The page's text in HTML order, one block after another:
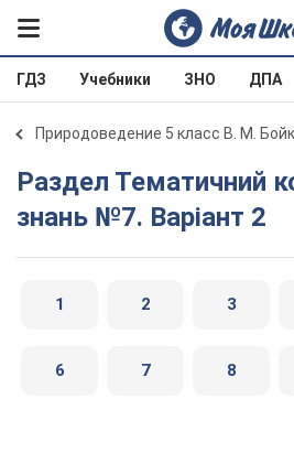
ГДЗ Учебники ЗНО ДПА
Природоведение 5 класс В. М.
Раздел Тематичний контроль
знань №7. Варіант 2
1 2 3
6 7 8